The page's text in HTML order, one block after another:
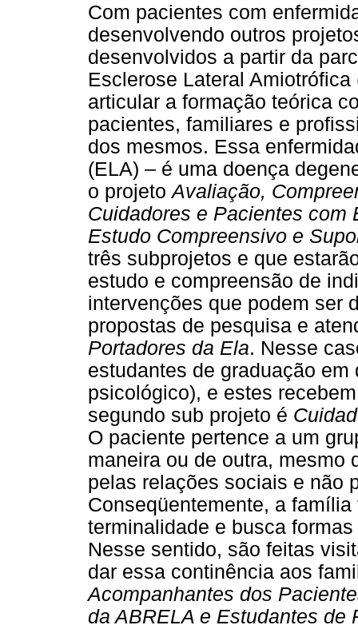
Com pacientes com
desenvolvendo outros
desenvolvidos a partir da
Esclerose Lateral
articular a formação teórica
pacientes, familiares e
dos mesmos. Essa
(ELA) – é uma doença
o projetoAvaliação,
Cuidadores e Pacientes com
Estudo Compreensivo e
três subprojetos e que
estudo e compreensão de
intervenções que podem ser
propostas de pesquisa e
Portadores da Ela. Nesse
estudantes de graduação
psicológico), e estes
segundo sub projeto é
O paciente pertence a um
maneira ou de outra, mesmo
pelas relações sociais e não
Conseqüentemente, a
terminalidade e busca
Nesse sentido, são feitas
dar essa continência aos
Acompanhantes dos
da ABRELA e Estudantes de